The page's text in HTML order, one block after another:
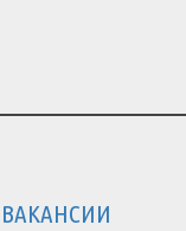
ВАКАНСИИ